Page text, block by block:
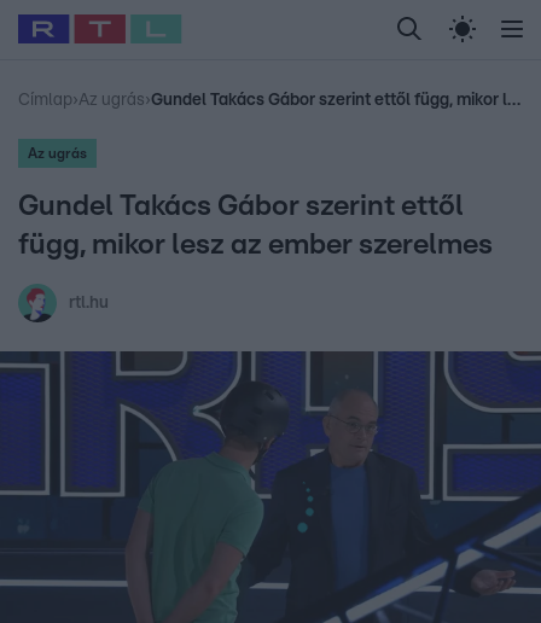
Legfrissebb RTL Híradó Randi Celeb vagyok,
Babits Marcella Most Wanted Gallusz
Címlap›Az ugrás› Gundel Takács Gábor szerint ettől függ, mikor lesz az ember szerelmes
Az ugrás
Gundel Takács Gábor szerint ettől
függ, mikor lesz az ember szerelmes
rtl.hu